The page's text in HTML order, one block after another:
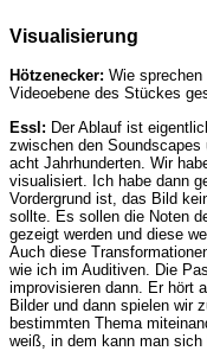
Visualisierung
Hötzenecker: Wie
Videoebene des Stückes
Essl: Der Ablauf ist
zwischen den
acht Jahrhunderten. Wir
visualisiert. Ich habe dann
Vordergrund ist, das Bild
sollte. Es sollen die Noten
gezeigt werden und diese
Auch diese
wie ich im Auditiven. Die
improvisieren dann. Er hört
Bilder und dann spielen wir
bestimmten Thema
weiß, in dem kann man sich